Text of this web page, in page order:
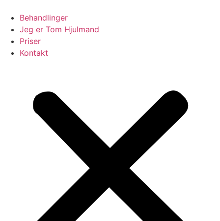
indhold
Behandlinger
Jeg er Tom Hjulmand
Priser
Kontakt